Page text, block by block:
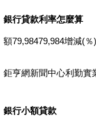
銀行貸款利率怎麼算
額79,98479,984增減(％
鉅亨網新聞中心利勤實
銀行小額貸款